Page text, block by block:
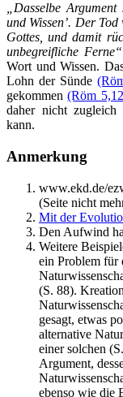
„Dasselbe
und Wissen’. Der
Gottes, und damit
unbegreifliche Ferne“
Wort und Wissen.
Lohn der Sünde
gekommen(Röm
daher nicht zugleich
kann.
Anmerkung
www.ekd.de/
(Seite nicht
Mit der
Den Aufwind
Weitere
ein Problem für
(S. 88).
gesagt, etwas
alternative
einer solchen
Argument,
ebenso wie die